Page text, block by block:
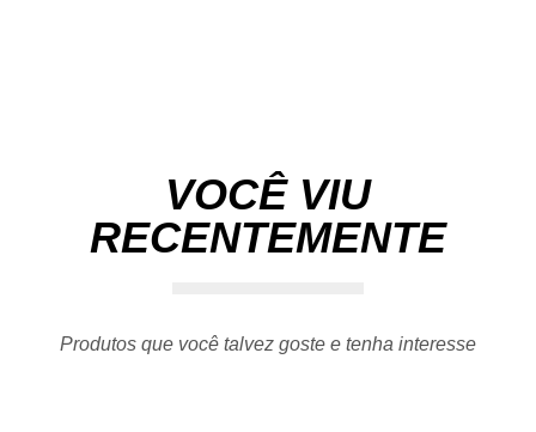
VOCÊ VIU
RECENTEMENTE
Produtos que você talvez goste e tenha interesse